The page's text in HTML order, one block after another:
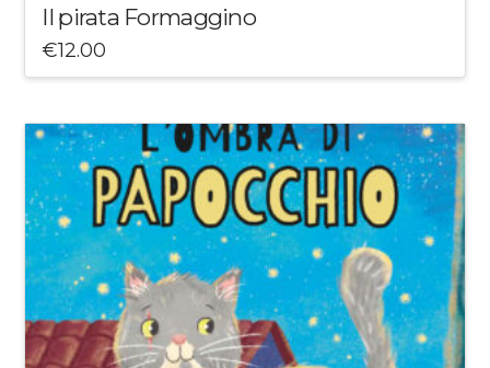
Il pirata Formaggino
€12.00